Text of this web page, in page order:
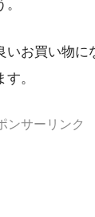
お買い物
。
ンサーリンク